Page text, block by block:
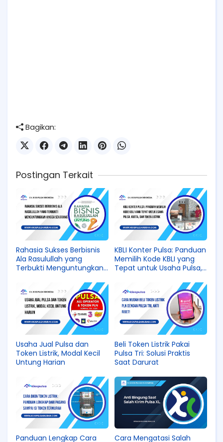
Bagikan:
Postingan Terkait
Rahasia Sukses Berbisnis
Ala Rasulullah yang
Terbukti Menguntungkan
KBLI Konter Pulsa: Panduan
Memilih Kode KBLI yang
Tepat untuk Usaha Pulsa,
Usaha Jual Pulsa dan
Token Listrik, Modal Kecil
Untung Harian
Beli Token Listrik Pakai
Pulsa Tri: Solusi Praktis
Saat Darurat
Panduan Lengkap Cara
Cara Mengatasi Salah